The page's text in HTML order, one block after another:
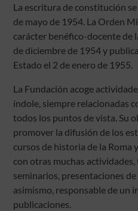
La escritura de constitución
de mayo de 1954. La Orden
carácter benéfico-docente de
de diciembre de 1954 y
Estado el 2 de enero de 1955.
La Fundación acoge
índole, siempre relacionadas
todos los puntos de vista. Su
promover la difusión de los
cursos de historia de la Roma
con otras muchas actividades,
seminarios, presentaciones
asimismo, responsable de un
publicaciones.